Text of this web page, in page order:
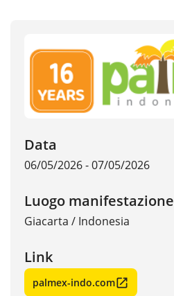
Data
06/05/2026 - 07/05/2026
Luogo manifestazione
Giacarta / Indonesia
Link
palmex-indo.com